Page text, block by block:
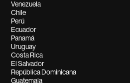
Venezuela
Chile
Perú
Ecuador
Panamá
Uruguay
Costa Rica
El Salvador
República Dominicana
Guatemala